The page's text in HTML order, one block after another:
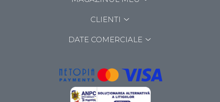
CLIENTI
DATE COMERCIALE